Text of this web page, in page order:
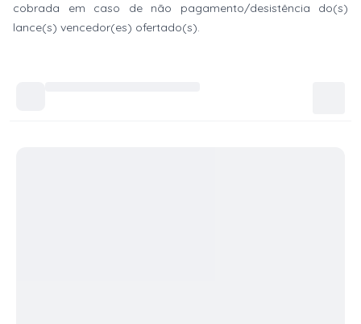
cobrada em caso de não pagamento/desistência do(s)
lance(s) vencedor(es) ofertado(s).